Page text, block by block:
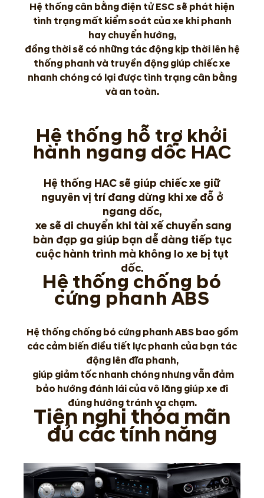
Hệ thống cân bằng điện tử ESC sẽ phát hiện
tình trạng mất kiểm soát của xe khi phanh
hay chuyển hướng,
đồng thời sẽ có những tác động kịp thời lên hệ
thống phanh và truyền động giúp chiếc xe
nhanh chóng có lại được tình trạng cân bằng
và an toàn.
Hệ thống hỗ trợ khởi
hành ngang dốc HAC
Hệ thống HAC sẽ giúp chiếc xe giữ
nguyên vị trí đang dừng khi xe đỗ ở
ngang dốc,
xe sẽ di chuyển khi tài xế chuyển sang
bàn đạp ga giúp bạn dễ dàng tiếp tục
cuộc hành trình mà không lo xe bị tụt
dốc.
Hệ thống chống bó
cứng phanh ABS
Hệ thống chống bó cứng phanh ABS bao gồm
các cảm biến điều tiết lực phanh của bạn tác
động lên đĩa phanh,
giúp giảm tốc nhanh chóng nhưng vẫn đảm
bảo hướng đánh lái của vô lăng giúp xe đi
đúng hướng tránh va chạm.
Tiện nghi thỏa mãn
đủ các tính năng